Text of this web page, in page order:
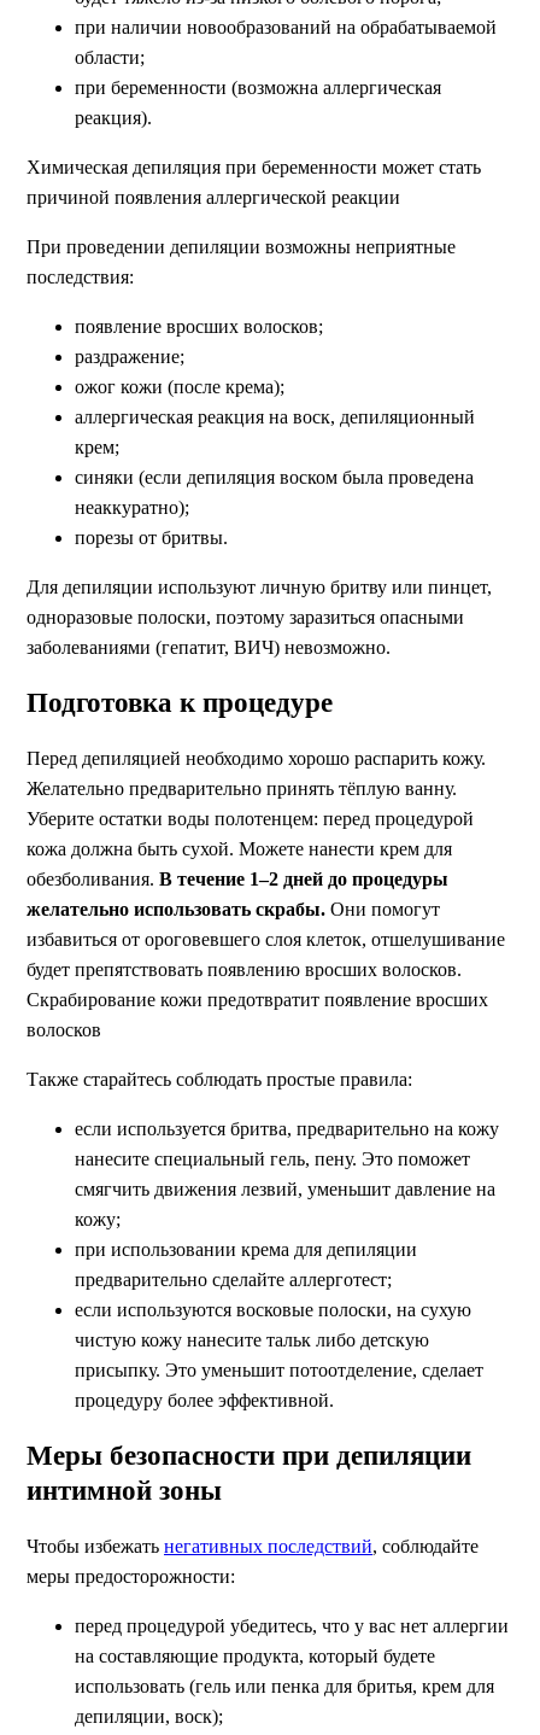
при наличии новообразований на обрабатываемой
области;
при беременности (возможна аллергическая
реакция).
Химическая депиляция при беременности может стать
причиной появления аллергической реакции
При проведении депиляции возможны неприятные
последствия:
появление вросших волосков;
раздражение;
ожог кожи (после крема);
аллергическая реакция на воск, депиляционный
крем;
синяки (если депиляция воском была проведена
неаккуратно);
порезы от бритвы.
Для депиляции используют личную бритву или пинцет,
одноразовые полоски, поэтому заразиться опасными
заболеваниями (гепатит, ВИЧ) невозможно.
Подготовка к процедуре
Перед депиляцией необходимо хорошо распарить кожу.
Желательно предварительно принять тёплую ванну.
Уберите остатки воды полотенцем: перед процедурой
кожа должна быть сухой. Можете нанести крем для
обезболивания. В течение 1–2 дней до процедуры
желательно использовать скрабы. Они помогут
избавиться от ороговевшего слоя клеток, отшелушивание
будет препятствовать появлению вросших волосков.
Скрабирование кожи предотвратит появление вросших
волосков
Также старайтесь соблюдать простые правила:
если используется бритва, предварительно на кожу
нанесите специальный гель, пену. Это поможет
смягчить движения лезвий, уменьшит давление на
кожу;
при использовании крема для депиляции
предварительно сделайте аллерготест;
если используются восковые полоски, на сухую
чистую кожу нанесите тальк либо детскую
присыпку. Это уменьшит потоотделение, сделает
процедуру более эффективной.
Меры безопасности при депиляции
интимной зоны
Чтобы избежать негативных последствий, соблюдайте
меры предосторожности:
перед процедурой убедитесь, что у вас нет аллергии
на составляющие продукта, который будете
использовать (гель или пенка для бритья, крем для
депиляции, воск);